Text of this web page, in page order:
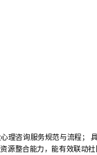
理咨询服务规范与流程；
源整合能力，能有效联动